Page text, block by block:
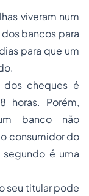
viveram num
bancos para
para que um
dos cheques é
horas. Porém,
banco não
consumidor do
é uma
seu titular pode